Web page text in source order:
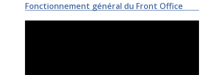
Fonctionnement général du Front Office